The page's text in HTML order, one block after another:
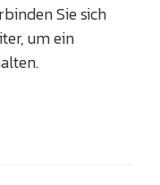
Sie sich
um ein